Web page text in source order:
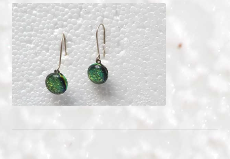
Confidentialité
Formulaire de réservation
Mon compte
Panier